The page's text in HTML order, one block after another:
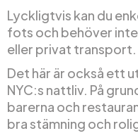
Lyckligtvis kan du
fots och behöver
eller privat transport.
Det här är också ett
NYC:s nattliv. På
barerna och
bra stämning och